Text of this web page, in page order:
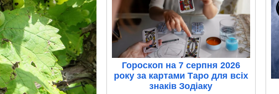
Гороскоп на 7 серпня 2026
року за картами Таро для всіх
знаків Зодіаку